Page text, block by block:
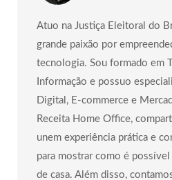
Atuo na Justiça Eleitoral do
grande paixão por
tecnologia. Sou formado em
Informação e possuo
Digital, E-commerce e
Receita Home Office,
unem experiência prática e
para mostrar como é
de casa. Além disso,